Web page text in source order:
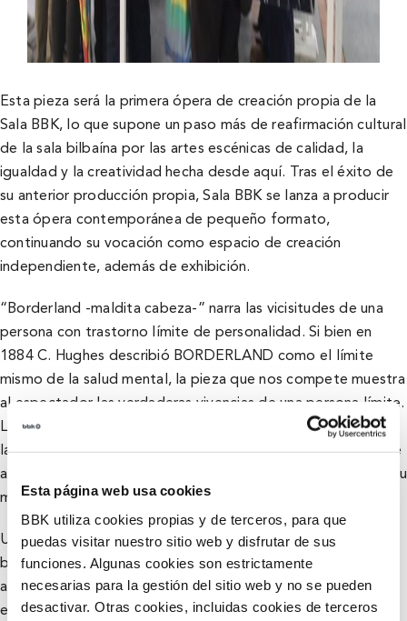
Esta página web usa cookies
BBK utiliza cookies propias y de terceros, para que
puedas visitar nuestro sitio web y disfrutar de sus
funciones. Algunas cookies son estrictamente
necesarias para la gestión del sitio web y no se pueden
desactivar. Otras cookies, incluidas cookies de terceros
Esta pieza será la primera ópera de creación propia de la
Sala BBK, lo que supone un paso más de reafirmación cultural
de la sala bilbaína por las artes escénicas de calidad, la
igualdad y la creatividad hecha desde aquí. Tras el éxito de
su anterior producción propia, Sala BBK se lanza a producir
esta ópera contemporánea de pequeño formato,
continuando su vocación como espacio de creación
independiente, además de exhibición.
“Borderland -maldita cabeza-” narra las vicisitudes de una
persona con trastorno límite de personalidad. Si bien en
1884 C. Hughes describió BORDERLAND como el límite
mismo de la salud mental, la pieza que nos compete muestra
al espectador las verdaderas vivencias de una persona límite.
Lo traslada al lugar en el que sentirse libre y resguardado es
la propia psique. Lo enfrenta a ese abrazo perenne que hace
a la protagonista sobrevivirse a sí misma y mecerse en ese, su
mundo: BORDERLAND.
Un viaje a la tierra en la que estas personas limítrofes, estos
borderlines, habitan; un viaje a ese limbo en el que se hallan
aparentando ser “normales”, esforzándose por encajar en
ese mundo neuronormativo en el que no tienen cabida.